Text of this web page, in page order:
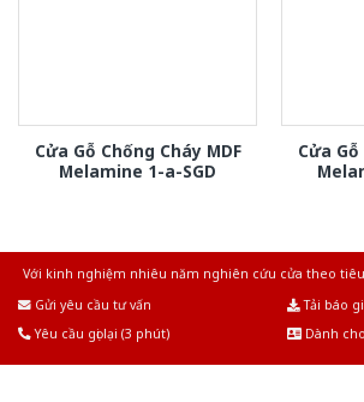
Cửa Gỗ Chống Cháy MDF
Melamine 1-a-SGD
Cửa
Với kinh nghiệm nhiêu năm nghiên cứu cửa theo
Gửi yêu cầu tư vấn
Tải báo
Yêu cầu gọi lại (3 phút)
Dành